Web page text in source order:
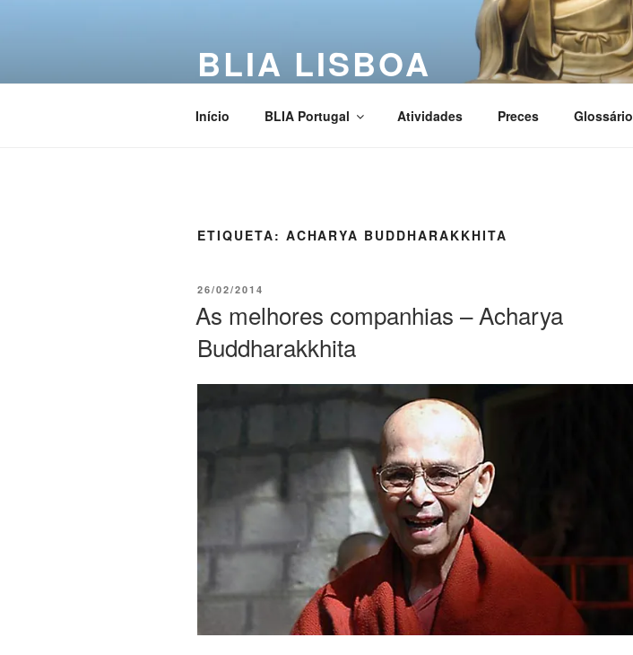
BLIA LISBOA
Início BLIA Portugal Atividades Preces Glossário
ETIQUETA: ACHARYA BUDDHARAKKHITA
26/02/2014
As melhores companhias – Acharya
Buddharakkhita